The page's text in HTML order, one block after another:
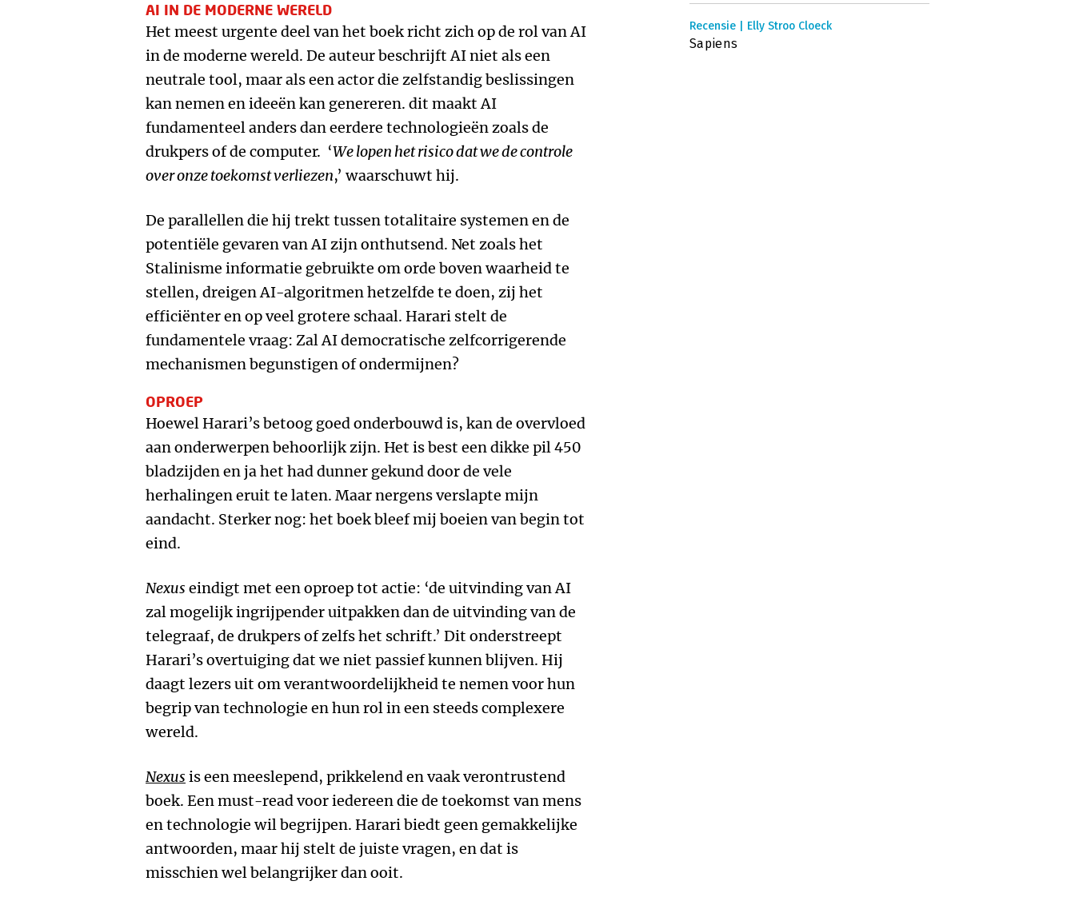
AI IN DE MODERNE WERELD
Het meest urgente deel van het boek richt zich op de rol van AI
in de moderne wereld. De auteur beschrijft AI niet als een
neutrale tool, maar als een actor die zelfstandig beslissingen
kan nemen en ideeën kan genereren. dit maakt AI
fundamenteel anders dan eerdere technologieën zoals de
drukpers of de computer. ‘We lopen het risico dat we de controle
over onze toekomst verliezen,’ waarschuwt hij.
De parallellen die hij trekt tussen totalitaire systemen en de
potentiële gevaren van AI zijn onthutsend. Net zoals het
Stalinisme informatie gebruikte om orde boven waarheid te
stellen, dreigen AI-algoritmen hetzelfde te doen, zij het
efficiënter en op veel grotere schaal. Harari stelt de
fundamentele vraag: Zal AI democratische zelfcorrigerende
mechanismen begunstigen of ondermijnen?
OPROEP
Hoewel Harari’s betoog goed onderbouwd is, kan de overvloed
aan onderwerpen behoorlijk zijn. Het is best een dikke pil 450
bladzijden en ja het had dunner gekund door de vele
herhalingen eruit te laten. Maar nergens verslapte mijn
aandacht. Sterker nog: het boek bleef mij boeien van begin tot
eind.
Nexus eindigt met een oproep tot actie: ‘de uitvinding van AI
zal mogelijk ingrijpender uitpakken dan de uitvinding van de
telegraaf, de drukpers of zelfs het schrift.’ Dit onderstreept
Harari’s overtuiging dat we niet passief kunnen blijven. Hij
daagt lezers uit om verantwoordelijkheid te nemen voor hun
begrip van technologie en hun rol in een steeds complexere
wereld.
Nexus is een meeslepend, prikkelend en vaak verontrustend
boek. Een must-read voor iedereen die de toekomst van mens
en technologie wil begrijpen. Harari biedt geen gemakkelijke
antwoorden, maar hij stelt de juiste vragen, en dat is
misschien wel belangrijker dan ooit.
Recensie | Elly Stroo Cloeck
Sapiens